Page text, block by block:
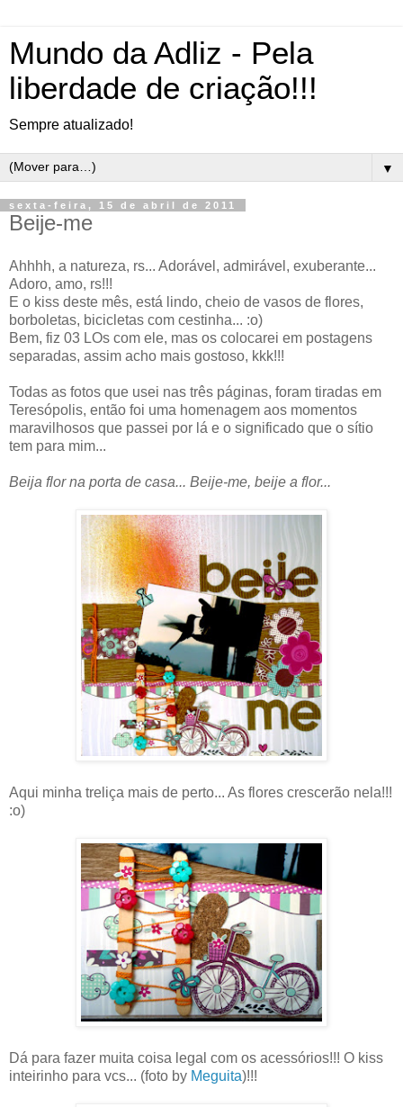
Mundo da Adliz - Pela
liberdade de criação!!!
Sempre atualizado!
▼
sexta-feira, 15 de abril de 2011
Beije-me
Ahhhh, a natureza, rs... Adorável, admirável, exuberante...
Adoro, amo, rs!!!
E o kiss deste mês, está lindo, cheio de vasos de flores,
borboletas, bicicletas com cestinha... :o)
Bem, fiz 03 LOs com ele, mas os colocarei em postagens
separadas, assim acho mais gostoso, kkk!!!
Todas as fotos que usei nas três páginas, foram tiradas em
Teresópolis, então foi uma homenagem aos momentos
maravilhosos que passei por lá e o significado que o sítio
tem para mim...
Beija flor na porta de casa... Beije-me, beije a flor...
Aqui minha treliça mais de perto... As flores crescerão nela!!!
:o)
Dá para fazer muita coisa legal com os acessórios!!! O kiss
inteirinho para vcs... (foto by Meguita)!!!